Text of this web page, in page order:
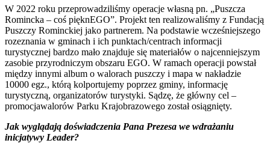
W 2022 roku przeprowadziliśmy operacje własną pn. „Puszcza
Romincka – coś pięknEGO”. Projekt ten realizowaliśmy z Fundacją
Puszczy Rominckiej jako partnerem. Na podstawie wcześniejszego
rozeznania w gminach i ich punktach/centrach informacji
turystycznej bardzo mało znajduje się materiałów o najcenniejszym
zasobie przyrodniczym obszaru EGO. W ramach operacji powstał
między innymi album o walorach puszczy i mapa w nakładzie
10000 egz., którą kolportujemy poprzez gminy, informację
turystyczną, organizatorów turystyki. Sądzę, że główny cel –
promocjawalorów Parku Krajobrazowego został osiągnięty.
Jak wyglądają doświadczenia Pana Prezesa we wdrażaniu
inicjatywy Leader?